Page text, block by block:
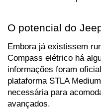
O potencial do
Embora já existissem
Compass elétrico há
informações foram
plataforma STLA
necessária para
avançados.